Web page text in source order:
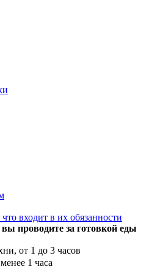
входит в их обязанности
проводите за готовкой еды
от 1 до 3 часов
1 часа